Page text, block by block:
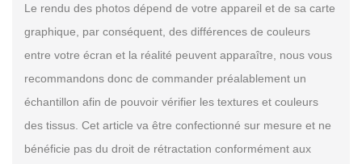
Le rendu des photos dépend de votre appareil et de sa carte
graphique, par conséquent, des différences de couleurs
entre votre écran et la réalité peuvent apparaître, nous vous
recommandons donc de commander préalablement un
échantillon afin de pouvoir vérifier les textures et couleurs
des tissus. Cet article va être confectionné sur mesure et ne
bénéficie pas du droit de rétractation conformément aux